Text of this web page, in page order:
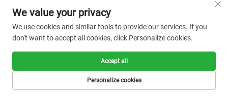
We value your privacy
We use cookies and similar tools to provide our services. If you
don't want to accept all cookies, click Personalize cookies.
Personalize cookies
Accept all